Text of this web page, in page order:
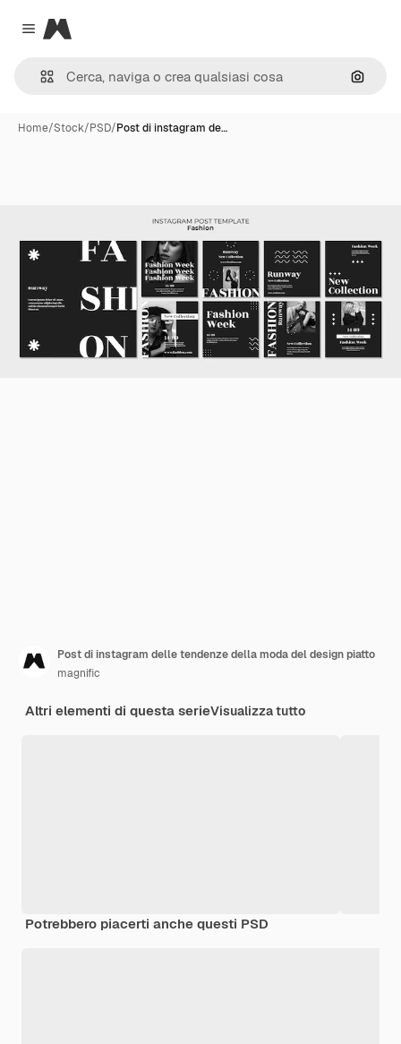
Close menu
Magnific
Cerca
Home/Stock/PSD/Post di instagram de…
Post di instagram delle tendenze della moda del design piatto
magnific
Altri elementi di questa serieVisualizza tutto
Potrebbero piacerti anche questi PSD